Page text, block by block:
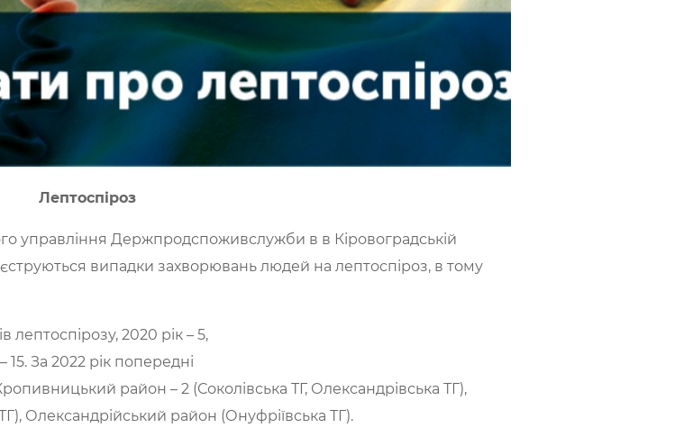
Лептоспіроз
управління Держпродспоживслужби в в Кіровоградській
випадки захворювань людей на лептоспіроз, в тому
лептоспірозу, 2020 рік – 5,
– 15. За 2022 рік попередні
район – 2 (Соколівська ТГ, Олександрівська ТГ),
Олександрійський район (Онуфріївська ТГ).